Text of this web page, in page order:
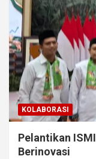
KOLABORASI
Pelantikan
Berinovasi